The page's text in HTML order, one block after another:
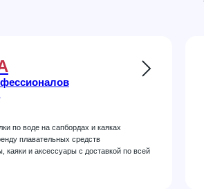
по воде на сапбордах и каяках
плавательных средств
каяки и аксессуары с доставкой по всей